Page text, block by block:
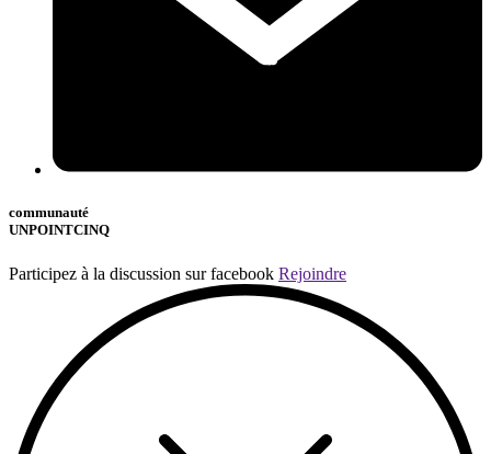
communauté
UNPOINTCINQ
Participez à la discussion sur facebook Rejoindre